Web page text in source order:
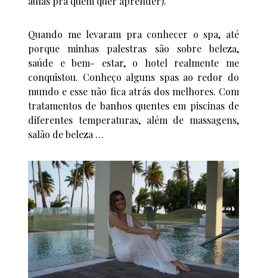
Quando me levaram pra conhecer o spa, até
porque minhas palestras são sobre beleza,
saúde e bem- estar, o hotel realmente me
conquistou. Conheço alguns spas ao redor do
mundo e esse não fica atrás dos melhores. Com
tratamentos de banhos quentes em piscinas de
diferentes temperaturas, além de massagens,
salão de beleza …